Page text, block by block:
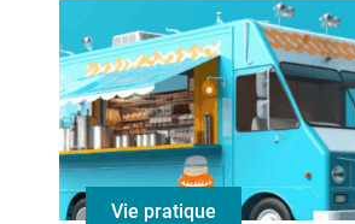
Vie pratique